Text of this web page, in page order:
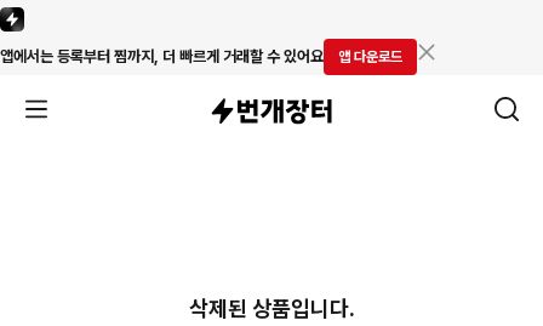
앱에서는 등록부터 찜까지, 더 빠르게 거래할 수 있어요 앱 다운로드
삭제된 상품입니다.